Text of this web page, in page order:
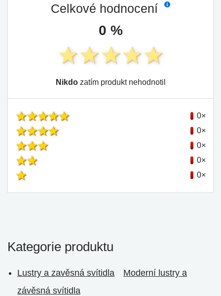
Celkové hodnocení
0 %
Nikdozatím produkt nehodnotil
0×
0×
0×
0×
0×
Kategorie produktu
Lustry a zavěsná svítidla
Moderní lustry a
závěsná svítidla